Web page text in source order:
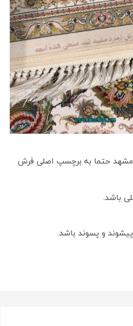
مشهد حتما به برچسپ اصلی فرش
باشد.
و پسوند باشد.